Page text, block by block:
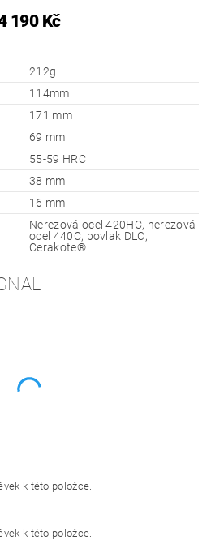
190 Kč
212g
114mm
171 mm
69 mm
55-59 HRC
38 mm
16 mm
Nerezová ocel 420HC, nerezová
ocel 440C, povlak DLC,
Cerakote®
k této položce.
k této položce.